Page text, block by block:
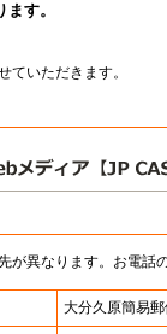
す。
いただきます。
が異なります。お電話
大分久原簡易